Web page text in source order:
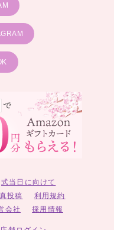
式当日に向けて
投稿
利用規約
会社 採用情報